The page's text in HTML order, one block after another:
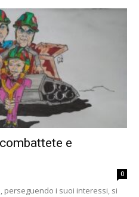
e
0
perseguendo i suoi interessi, si